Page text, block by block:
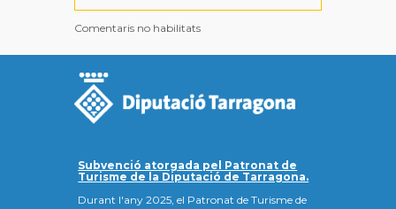
Comentaris no habilitats
Subvenció atorgada pel Patronat de
Turisme de la Diputació de Tarragona.
Durant l'any 2025, el Patronat de Turisme de